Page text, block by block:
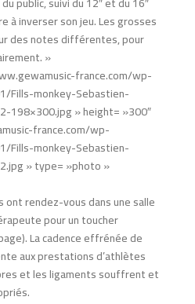
à inverser son jeu. Les grosses
des notes différentes, pour
»
france.com/wp-
Fills-monkey-Sebastien-
198×300.jpg » height= »300″
france.com/wp-
Fills-monkey-Sebastien-
» type= »photo »
ont rendez-vous dans une salle
pour un toucher
La cadence effrénée de
aux prestations d’athlètes
et les ligaments souffrent et